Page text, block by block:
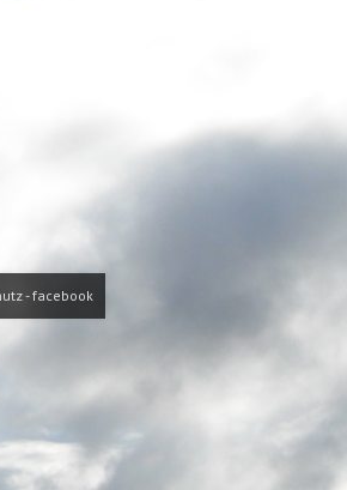
-facebook